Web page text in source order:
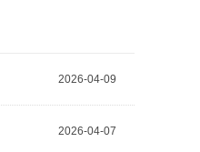
2026-04-09
2026-04-07